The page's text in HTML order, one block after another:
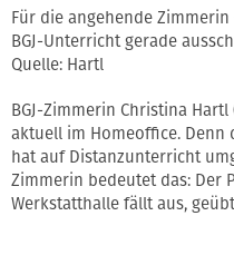
Für die angehende
BGJ-Unterricht gerade
Quelle: Hartl
BGJ-Zimmerin Christina
aktuell im Homeoffice. Denn
hat auf Distanzunterricht
Zimmerin bedeutet das: Der
Werkstatthalle fällt aus,